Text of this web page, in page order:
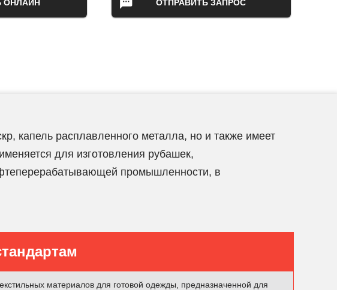
ОНЛАЙН ОТПРАВИТЬ ЗАПРОС
капель расплавленного металла, но и также имеет
для изготовления рубашек,
промышленности, в
материалов для готовой одежды, предназначенной для